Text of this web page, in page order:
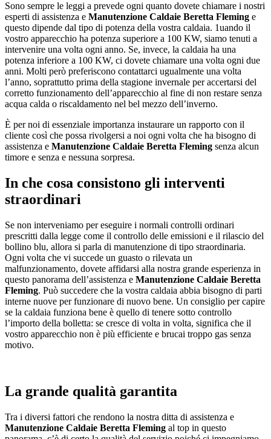
Sono sempre le leggi a prevede ogni quanto dovete chiamare i nostri
esperti di assistenza e Manutenzione Caldaie Beretta Fleming e
questo dipende dal tipo di potenza della vostra caldaia. 1uando il
vostro apparecchio ha potenza superiore a 100 KW, siamo tenuti a
intervenire una volta ogni anno. Se, invece, la caldaia ha una
potenza inferiore a 100 KW, ci dovete chiamare una volta ogni due
anni. Molti però preferiscono contattarci ugualmente una volta
l’anno, soprattutto prima della stagione invernale per accertarsi del
corretto funzionamento dell’apparecchio al fine di non restare senza
acqua calda o riscaldamento nel bel mezzo dell’inverno.
È per noi di essenziale importanza instaurare un rapporto con il
cliente così che possa rivolgersi a noi ogni volta che ha bisogno di
assistenza e Manutenzione Caldaie Beretta Fleming senza alcun
timore e senza e nessuna sorpresa.
In che cosa consistono gli interventi
straordinari
Se non interveniamo per eseguire i normali controlli ordinari
prescritti dalla legge come il controllo delle emissioni e il rilascio del
bollino blu, allora si parla di manutenzione di tipo straordinaria.
Ogni volta che vi succede un guasto o rilevata un
malfunzionamento, dovete affidarsi alla nostra grande esperienza in
questo panorama dell’assistenza e Manutenzione Caldaie Beretta
Fleming. Può succedere che la vostra caldaia abbia bisogno di parti
interne nuove per funzionare di nuovo bene. Un consiglio per capire
se la caldaia funziona bene è quello di tenere sotto controllo
l’importo della bolletta: se cresce di volta in volta, significa che il
vostro apparecchio non è più efficiente e brucai troppo gas senza
motivo.
La grande qualità garantita
Tra i diversi fattori che rendono la nostra ditta di assistenza e
Manutenzione Caldaie Beretta Fleming al top in questo